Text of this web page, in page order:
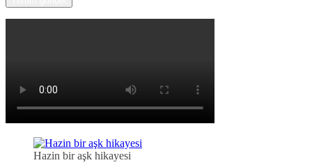
Hazin bir aşk hikayesi